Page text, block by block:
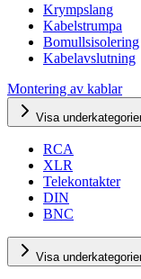
Krympslang
Kabelstrumpa
Bomullsisolering
Kabelavslutning
Montering av kablar
Visa
RCA
XLR
Telekontakter
DIN
BNC
Visa